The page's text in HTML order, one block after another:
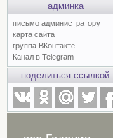
админка
письмо администратору
карта сайта
группа ВКонтакте
Канал в Telegram
поделиться ссылкой